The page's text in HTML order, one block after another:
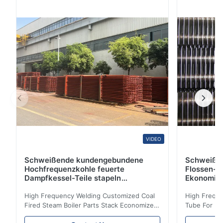
Austenit Legierung-Stahl-Kessel, Überhitzer und die
Wärmetauscher-Rohre ASTM A269 - 10:
Standardspezifikation für ...
VIDEO
Schweißende kundengebundene
Hochfrequenzkohle feuerte
Dampfkessel-Teile stapeln
High Frequency Welding Customized Coal
Fired Steam Boiler Parts Stack Economizer
Coil Boiler economizer Boiler Economizer is
Flossen-
High
Tube For